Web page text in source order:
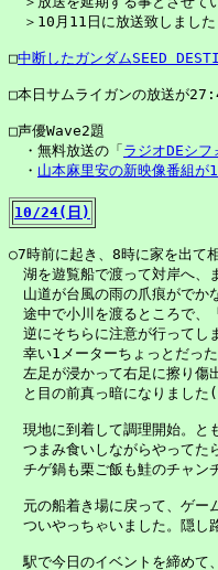
＞10月11日に放送致しました
□中断したガンダムSEED
□本日サムライガンの放送が
□声優Wave2題
・無料放送の「 ラジオDEシフ
・ 山本麻里安の新映像番組が
10/24(日)
○7時前に起き、8時に家を出て
湖を遊覧船で渡って対岸へ、
山道が台風の雨の爪痕がでか
途中で小川を渡るところで、
逆にそちらに注意が行ってし
幸い1メーターちょっとだっ
左足が浸かって右足に擦り傷
と目の前真っ暗になりまし
現地に到着して調理開始。と
つまみ食いしながらやってた
チゲ鍋も栗ご飯も鮭のチャン
元の船着き場に戻って、ゲー
ついやっちゃいました。隠し
駅で今日のイベントを締めて